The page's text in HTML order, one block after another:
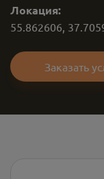
Локация:
55.862606,
Заказать